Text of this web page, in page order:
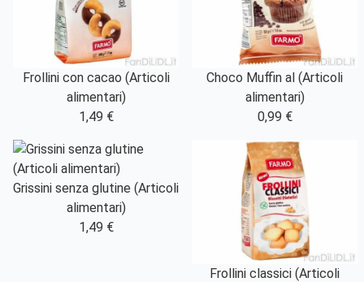
Frollini con cacao (Articoli
alimentari)
1,49 €
Choco Muffin al (Articoli
alimentari)
0,99 €
Grissini senza glutine (Articoli
alimentari)
1,49 €
Frollini classici (Articoli